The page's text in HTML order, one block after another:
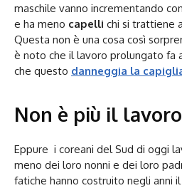
maschile vanno incrementando
e ha meno capelli chi si trattiene
Questa non è una cosa così
è noto che il lavoro prolungato fa
che questo danneggia la
Non è più il
Eppure i coreani del Sud di oggi
meno dei loro nonni e dei loro
fatiche hanno costruito negli anni